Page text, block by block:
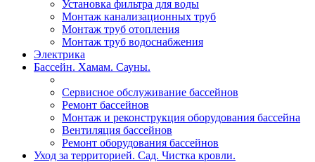
Установка фильтра для воды
Монтаж канализационных труб
Монтаж труб отопления
Монтаж труб водоснабжения
Электрика
Бассейн. Хамам. Сауны.
Сервисное обслуживание бассейнов
Ремонт бассейнов
Монтаж и реконструкция оборудования бассейна
Вентиляция бассейнов
Ремонт оборудования бассейнов
Уход за территорией. Сад. Чистка кровли.